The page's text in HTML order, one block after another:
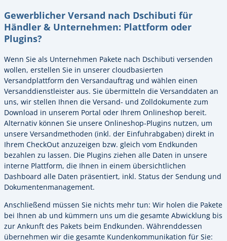
Gewerblicher Versand nach Dschibuti für
Händler & Unternehmen: Plattform oder
Plugins?
Wenn Sie als Unternehmen Pakete nach Dschibuti versenden
wollen, erstellen Sie in unserer cloudbasierten
Versandplattform den Versandauftrag und wählen einen
Versanddienstleister aus. Sie übermitteln die Versanddaten an
uns, wir stellen Ihnen die Versand- und Zolldokumente zum
Download in unserem Portal oder Ihrem Onlineshop bereit.
Alternativ können Sie unsere Onlineshop-Plugins nutzen, um
unsere Versandmethoden (inkl. der Einfuhrabgaben) direkt in
Ihrem CheckOut anzuzeigen bzw. gleich vom Endkunden
bezahlen zu lassen. Die Plugins ziehen alle Daten in unsere
interne Plattform, die Ihnen in einem übersichtlichen
Dashboard alle Daten präsentiert, inkl. Status der Sendung und
Dokumentenmanagement.
Anschließend müssen Sie nichts mehr tun: Wir holen die Pakete
bei Ihnen ab und kümmern uns um die gesamte Abwicklung bis
zur Ankunft des Pakets beim Endkunden. Währenddessen
übernehmen wir die gesamte Kundenkommunikation für Sie: